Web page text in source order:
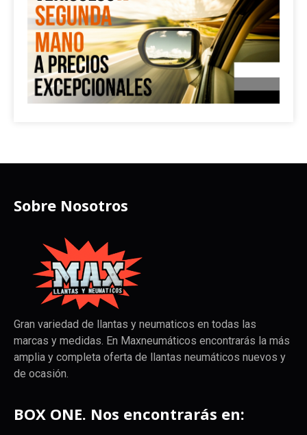
Sobre Nosotros
Gran variedad de llantas y neumaticos en todas las
marcas y medidas. En Maxneumáticos encontrarás la más
amplia y completa oferta de llantas neumáticos nuevos y
de ocasión.
BOX ONE. Nos encontrarás en: